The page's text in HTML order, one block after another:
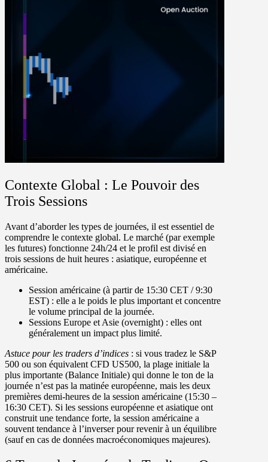
Contexte Global : Le Pouvoir des
Trois Sessions
Avant d’aborder les types de journées, il est essentiel de
comprendre le contexte global. Le marché (par exemple
les futures) fonctionne 24h/24 et le profil est divisé en
trois sessions de huit heures : asiatique, européenne et
américaine.
Session américaine (à partir de 15:30 CET / 9:30
EST) : elle a le poids le plus important et concentre
le volume principal de la journée.
Sessions Europe et Asie (overnight) : elles ont
généralement un impact plus limité.
Astuce pour les traders d’indices : si vous tradez le S&P
500 ou son équivalent CFD US500, la plage initiale la
plus importante (Balance Initiale) qui donne le ton de la
journée n’est pas la matinée européenne, mais les deux
premières demi-heures de la session américaine (15:30 –
16:30 CET). Si les sessions européenne et asiatique ont
construit une tendance forte, la session américaine a
souvent tendance à l’inverser pour revenir à un équilibre
(sauf en cas de données macroéconomiques majeures).